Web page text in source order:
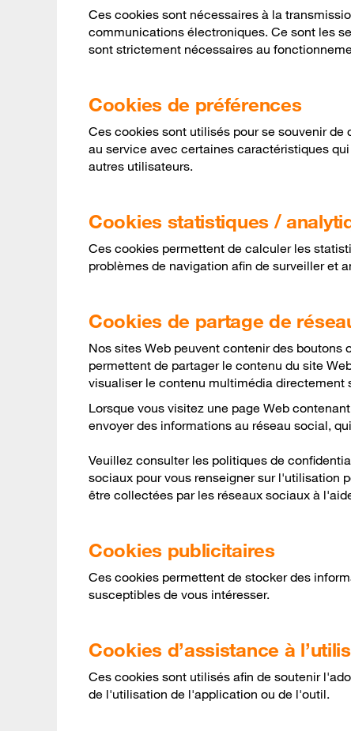
Ces cookies sont nécessaires à la
communications électroniques. Ce sont les
sont strictement nécessaires au
Cookies de préférences
Ces cookies sont utilisés pour se souvenir
au service avec certaines caractéristiques
autres utilisateurs.
Cookies statistiques /
Ces cookies permettent de calculer les
problèmes de navigation afin de surveiller et
Cookies de partage de
Nos sites Web peuvent contenir des boutons
permettent de partager le contenu du site
visualiser le contenu multimédia directement
Lorsque vous visitez une page Web
envoyer des informations au réseau social,
Veuillez consulter les politiques de
sociaux pour vous renseigner sur l'utilisation
être collectées par les réseaux sociaux à
Cookies publicitaires
Ces cookies permettent de stocker des
susceptibles de vous intéresser.
Cookies d’assistance à
Ces cookies sont utilisés afin de soutenir
de l'utilisation de l'application ou de l'outil.